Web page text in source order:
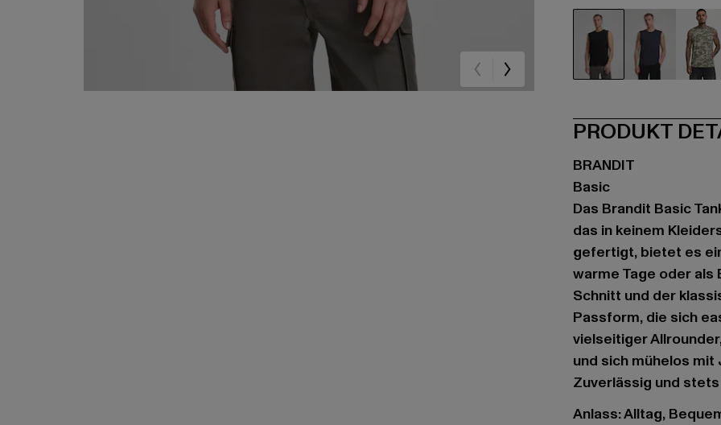
PRODUKT
BRANDIT
Basic
Das Brandit Basic
das in keinem
gefertigt, bietet es
warme Tage oder als
Schnitt und der
Passform, die sich
vielseitiger
und sich mühelos
Zuverlässig und
Anlass: Alltag,